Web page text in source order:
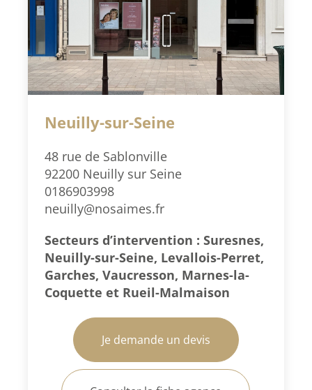
Neuilly-sur-Seine
48 rue de Sablonville
92200 Neuilly sur Seine
0186903998
neuilly@nosaimes.fr
Secteurs d’intervention : Suresnes,
Neuilly-sur-Seine, Levallois-Perret,
Garches, Vaucresson, Marnes-la-
Coquette et Rueil-Malmaison
Je demande un devis